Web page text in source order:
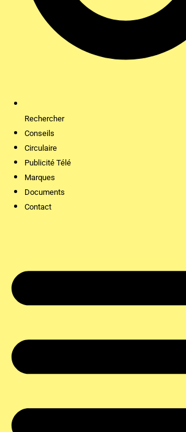
Rechercher
Conseils
Circulaire
Publicité Télé
Marques
Documents
Contact